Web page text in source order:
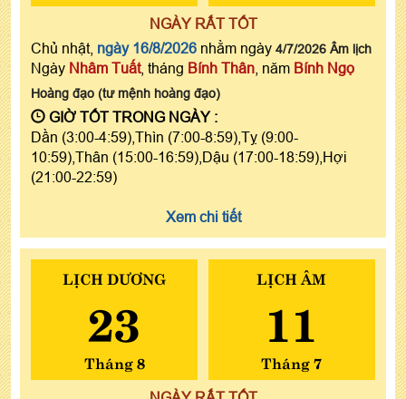
NGÀY RẤT TỐT
Chủ nhật, ngày 16/8/2026 nhằm ngày 4/7/2026 Âm lịch
Ngày Nhâm Tuất, tháng Bính Thân , năm Bính Ngọ
Hoàng đạo (tư mệnh hoàng đạo)
GIỜ TỐT TRONG NGÀY :
Dần (3:00-4:59),Thìn (7:00-8:59),Tỵ (9:00-
10:59),Thân (15:00-16:59),Dậu (17:00-18:59),Hợi
(21:00-22:59)
Xem chi tiết
LỊCH DƯƠNG
23
Tháng 8
LỊCH ÂM
11
Tháng 7